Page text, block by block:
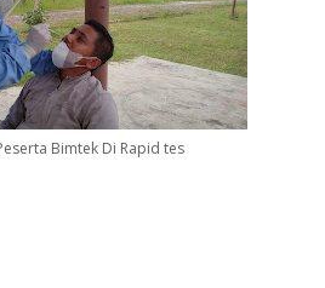
Bimtek Di Rapid tes